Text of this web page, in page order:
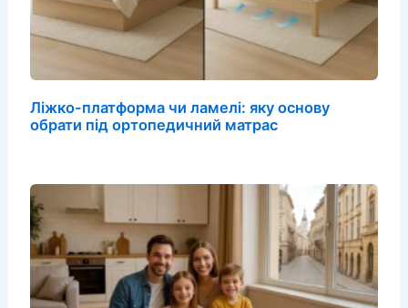
Ліжко-платформа чи ламелі: яку основу
обрати під ортопедичний матрас